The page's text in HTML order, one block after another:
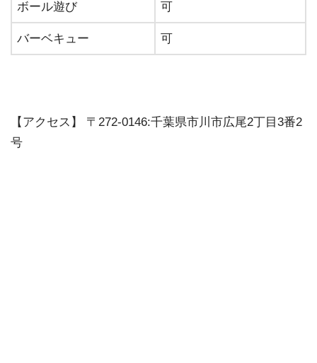
ボール遊び 可
バーベキュー 可
【アクセス】 〒272-0146:千葉県市川市広尾2丁目3番2
号